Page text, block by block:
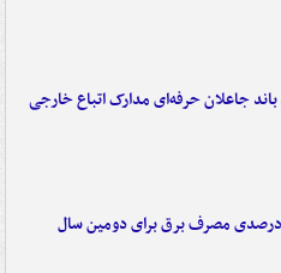
جاعلان حرفه‌ای مدارک اتباع خارجی
کاهش ۳ درصدی مصرف برق برای دومین سال